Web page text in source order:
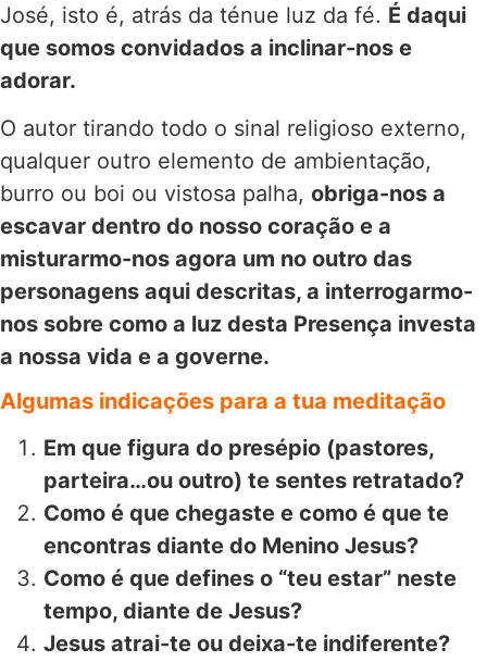
José, isto é, atrás da ténue luz da fé. É daqui
que somos convidados a inclinar-nos e
adorar.
O autor tirando todo o sinal religioso externo,
qualquer outro elemento de ambientação,
burro ou boi ou vistosa palha, obriga-nos a
escavar dentro do nosso coração e a
misturarmo-nos agora um no outro das
personagens aqui descritas, a interrogarmo-
nos sobre como a luz desta Presença investa
a nossa vida e a governe.
Algumas indicações para a tua meditação
Em que figura do presépio (pastores,
parteira…ou outro) te sentes retratado?
Como é que chegaste e como é que te
encontras diante do Menino Jesus?
Como é que defines o “teu estar” neste
tempo, diante de Jesus?
Jesus atrai-te ou deixa-te indiferente?